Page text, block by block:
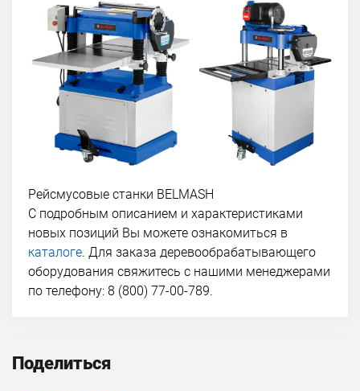
Рейсмусовые станки BELMASH
С подробным описанием и характеристиками
новых позиций Вы можете ознакомиться в
каталоге. Для заказа деревообрабатывающего
оборудования свяжитесь с нашими менеджерами
по телефону: 8 (800) 77-00-789.
Поделиться